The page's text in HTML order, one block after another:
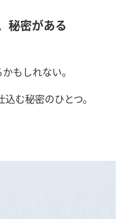
秘密がある
もしれない。
む秘密のひとつ。